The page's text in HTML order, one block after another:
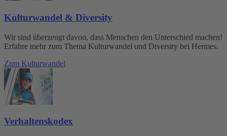
Kulturwandel & Diversity
Wir sind überzeugt davon, dass Menschen den Unterschied machen!
Erfahre mehr zum Thema Kulturwandel und Diversity bei Hermes.
Zum Kulturwandel
Verhaltenskodex